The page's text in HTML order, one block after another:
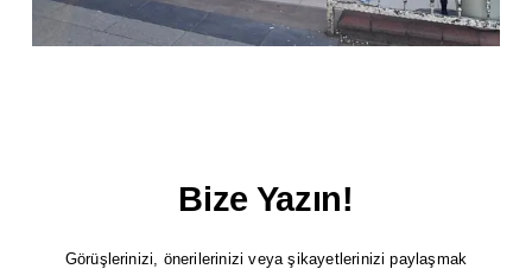
Bize Yazın!
Görüşlerinizi, önerilerinizi veya şikayetlerinizi paylaşmak